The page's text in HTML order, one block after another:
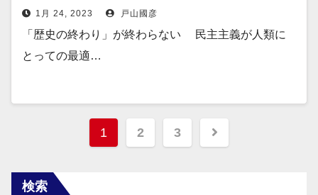
1月 24, 2023 戸山國彦
「歴史の終わり」が終わらない 民主主義が人類に
とっての最適…
投
1 2 3
検索